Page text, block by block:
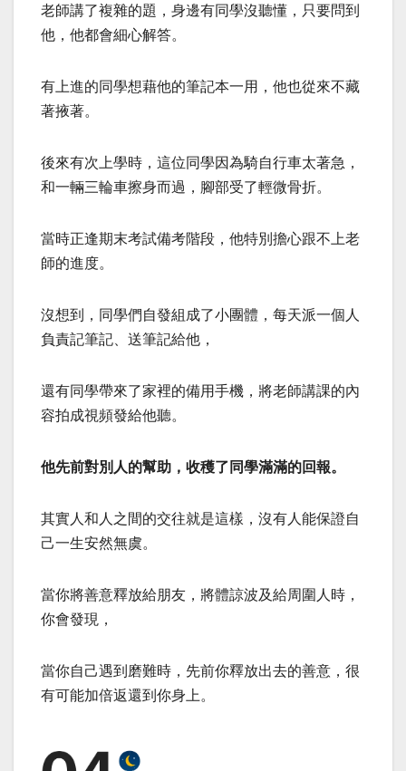
老師講了複雜的題，身邊有同學沒聽懂，只要問到
他，他都會細心解答。
有上進的同學想藉他的筆記本一用，他也從來不藏
著掖著。
後來有次上學時，這位同學因為騎自行車太著急，
和一輛三輪車擦身而過，腳部受了輕微骨折。
當時正逢期末考試備考階段，他特別擔心跟不上老
師的進度。
沒想到，同學們自發組成了小團體，每天派一個人
負責記筆記、送筆記給他，
還有同學帶來了家裡的備用手機，將老師講課的內
容拍成視頻發給他聽。
他先前對別人的幫助，收穫了同學滿滿的回報。
其實人和人之間的交往就是這樣，沒有人能保證自
己一生安然無虞。
當你將善意釋放給朋友，將體諒波及給周圍人時，
你會發現，
當你自己遇到磨難時，先前你釋放出去的善意，很
有可能加倍返還到你身上。